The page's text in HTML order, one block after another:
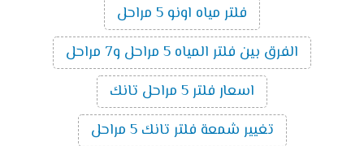
فلتر مياه اونو 5 مراحل
الفرق بين فلتر المياه 5 مراحل و7 مراحل
اسعار فلتر 5 مراحل تانك
تغيير شمعة فلتر تانك 5 مراحل